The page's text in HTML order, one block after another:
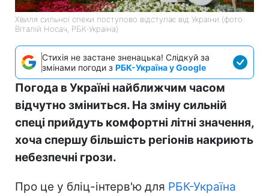
Хвиля сильної спеки поступово відступає від України (фото:
Віталій Носач, РБК-Україна)
Стихія не застане зненацька! Слідкуй за
змінами погоди з РБК-Україна у Google
Погода в Україні найближчим часом
відчутно зміниться. На зміну сильній
спеці прийдуть комфортні літні значення,
хоча спершу більшість регіонів накриють
небезпечні грози.
Про це у бліц-інтерв'ю для РБК-Україна